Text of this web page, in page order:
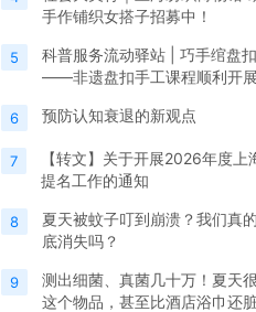
手作铺织女搭子招募中！
5
科普服务流动驿站 | 巧手绾盘
——非遗盘扣手工课程顺利开展
6 预防认知衰退的新观点
7
【转文】关于开展2026年度上
提名工作的通知
8
夏天被蚊子叮到崩溃？我们真
底消失吗？
9
测出细菌、真菌几十万！夏天
这个物品，甚至比酒店浴巾还脏